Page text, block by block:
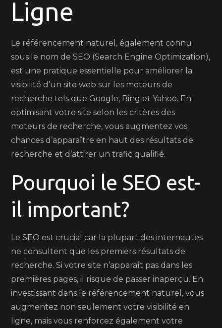
Ligne
Le référencement naturel, également connu
sous le nom de SEO (Search Engine Optimization),
est une pratique essentielle pour améliorer la
visibilité d’un site web sur les moteurs de
recherche tels que Google, Bing et Yahoo. En
optimisant votre site selon les critères des
moteurs de recherche, vous augmentez vos
chances d’apparaître en haut des résultats de
recherche et d’attirer un trafic qualifié.
Pourquoi le SEO est-
il important?
Le SEO est crucial car la plupart des internautes
ne consultent que les premiers résultats de
recherche. Si votre site n’apparaît pas dans les
premières pages, il risque de passer inaperçu. En
investissant dans le référencement naturel, vous
augmentez non seulement votre visibilité en
ligne, mais vous renforcez également votre